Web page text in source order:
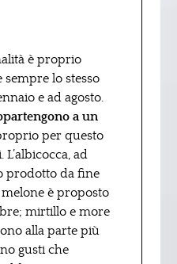
è proprio
lo stesso
e ad agosto.
a un
per questo
ad
prodotto da fine
è proposto
mirtillo e more
alla parte più
gusti che